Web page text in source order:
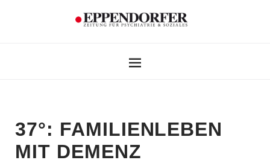
37°: FAMILIENLEBEN
MIT DEMENZ